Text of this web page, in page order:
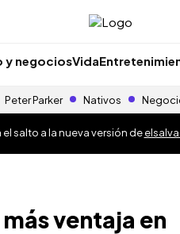
y negociosVida
Peter Parker Nativos
salto a la nueva versión de
ventaja en